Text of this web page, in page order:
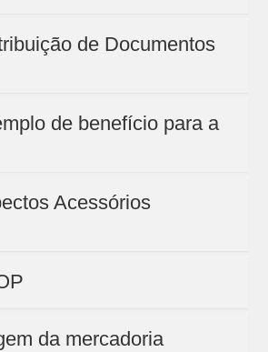
de Documentos
de benefício para a
Acessórios
da mercadoria